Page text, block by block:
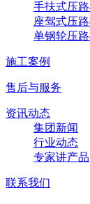
手扶式压
座驾式压
单钢轮压
施工案例
售后与服务
资讯动态
集团新闻
行业动态
专家讲产品
联系我们